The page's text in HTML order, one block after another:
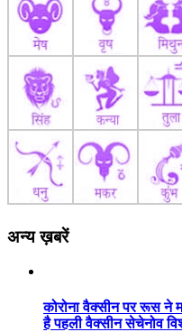
अन्य ख़बरें
कोरोना वैक्सीन पर रूस ने
है पहली वैक्सीन सेचेनोव